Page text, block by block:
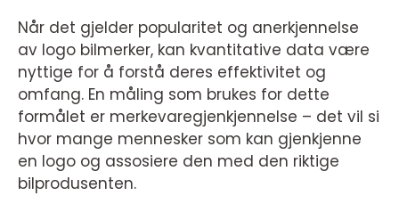
Når det gjelder popularitet og anerkjennelse
av logo bilmerker, kan kvantitative data være
nyttige for å forstå deres effektivitet og
omfang. En måling som brukes for dette
formålet er merkevaregjenkjennelse – det vil si
hvor mange mennesker som kan gjenkjenne
en logo og assosiere den med den riktige
bilprodusenten.